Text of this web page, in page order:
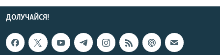
ДОЛУЧАЙСЯ!